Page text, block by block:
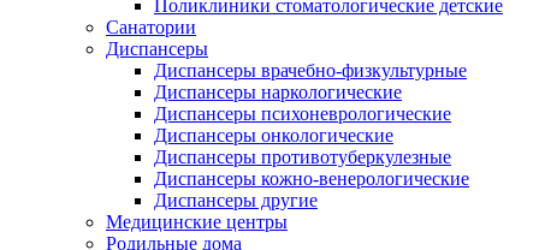
Поликлиники стоматологические детские
Санатории
Диспансеры
Диспансеры врачебно-физкультурные
Диспансеры наркологические
Диспансеры психоневрологические
Диспансеры онкологические
Диспансеры противотуберкулезные
Диспансеры кожно-венерологические
Диспансеры другие
Медицинские центры
Родильные дома